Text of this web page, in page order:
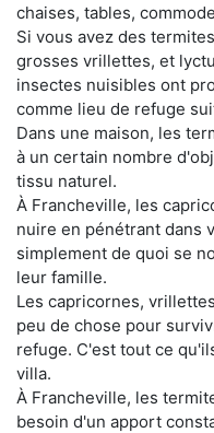
chaises, tables,
Si vous avez des
grosses vrillettes, et
insectes nuisibles ont
comme lieu de refuge
Dans une maison, les
à un certain nombre
tissu naturel.
À Francheville, les
nuire en pénétrant dans
simplement de quoi se
leur famille.
Les capricornes,
peu de chose pour
refuge. C'est tout ce
villa.
À Francheville, les
besoin d'un apport